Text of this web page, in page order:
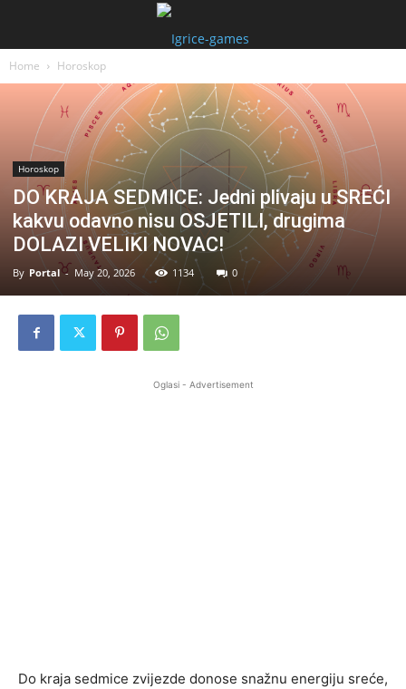
Home Horoskop
Horoskop
DO KRAJA SEDMICE: Jedni plivaju u SREĆI
kakvu odavno nisu OSJETILI, drugima
DOLAZI VELIKI NOVAC!
By Portal - May 20, 2026 1134 0
Oglasi - Advertisement
Do kraja sedmice zvijezde donose snažnu energiju sreće,